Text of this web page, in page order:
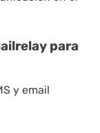
para
y email